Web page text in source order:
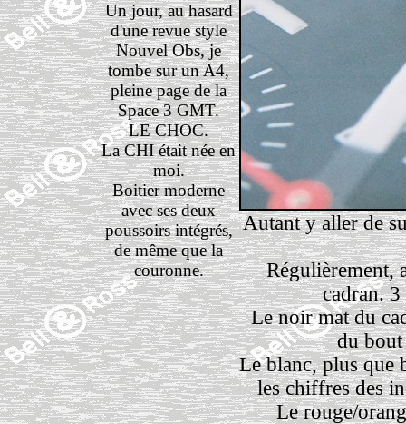
Un jour, au hasard
d'une revue style
Nouvel Obs, je
tombe sur un A4,
pleine page de la
Space 3 GMT.
LE CHOC.
La CHI était née en
moi.
Boitier moderne
avec ses deux
poussoirs intégrés,
de même que la
couronne.
Autant y aller de
Régulièrement,
cadran.
Le noir mat du
du
Le blanc, plus que
les chiffres des
Le rouge/